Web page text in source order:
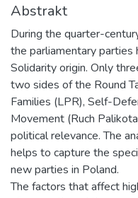
Abstrakt
During the quarter-
the parliamentary
Solidarity origin. Only
two sides of the Round
Families (LPR), Self-
Movement (Ruch
political relevance. The
helps to capture the
new parties in Poland.
The factors that affect